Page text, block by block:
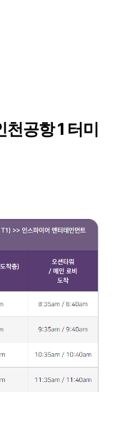
공항 1 터미